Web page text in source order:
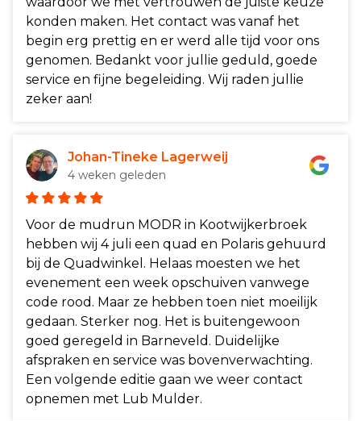
konden maken. Het contact was vanaf het
begin erg prettig en er werd alle tijd voor ons
genomen. Bedankt voor jullie geduld, goede
service en fijne begeleiding. Wij raden jullie
zeker aan!
Johan-Tineke Lagerweij
4 weken geleden
Voor de mudrun MODR in Kootwijkerbroek
hebben wij 4 juli een quad en Polaris gehuurd
bij de Quadwinkel. Helaas moesten we het
evenement een week opschuiven vanwege
code rood. Maar ze hebben toen niet moeilijk
gedaan. Sterker nog. Het is buitengewoon
goed geregeld in Barneveld. Duidelijke
afspraken en service was bovenverwachting.
Een volgende editie gaan we weer contact
opnemen met Lub Mulder.